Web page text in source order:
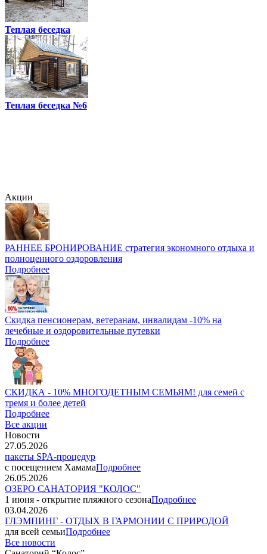
Теплая беседка
Теплая беседка №6
Акции
РАННЕЕ БРОНИРОВАНИЕ стратегия экономного отдыха и
полноценного оздоровления
Подробнее
Скидка пенсионерам, ветеранам, инвалидам -10% на
лечебные и оздоровительные путевки
Подробнее
СКИДКА - 10% МНОГОДЕТНЫМ СЕМЬЯМ! для семей с
тремя и более детей
Подробнее
Все акции
Новости
27.05.2026
пакеты SPA-процедур
с посещением ХамамаПодробнее
26.05.2026
ОЗЕРО САНАТОРИЯ "КОЛОС"
1 июня - открытие пляжного сезонаПодробнее
03.04.2026
ГЛЭМПИНГ - ОТДЫХ В ГАРМОНИИ С ПРИРОДОЙ
для всей семьиПодробнее
Все новости